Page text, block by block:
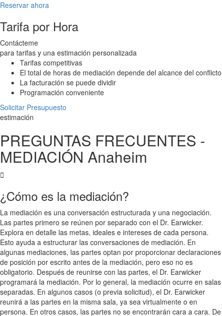
Reservar ahora
Tarifa por Hora
Contácteme
para tarifas y una estimación personalizada
Tarifas competitivas
El total de horas de mediación depende del alcance del conflicto
La facturación se puede dividir
Programación conveniente
Solicitar Presupuesto
estimación
PREGUNTAS FRECUENTES -
MEDIACIÓN Anaheim
¿Cómo es la mediación?
La mediación es una conversación estructurada y una negociación.
Las partes primero se reúnen por separado con el Dr. Earwicker.
Explora en detalle las metas, ideales e intereses de cada persona.
Esto ayuda a estructurar las conversaciones de mediación. En
algunas mediaciones, las partes optan por proporcionar declaraciones
de posición por escrito antes de la mediación, pero eso no es
obligatorio. Después de reunirse con las partes, el Dr. Earwicker
programará la mediación. Por lo general, la mediación ocurre en salas
separadas. En algunos casos (o previa solicitud), el Dr. Earwicker
reunirá a las partes en la misma sala, ya sea virtualmente o en
persona. En otros casos, las partes no se encontrarán cara a cara. De